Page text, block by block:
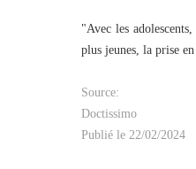
"Avec les
plus jeunes, la prise
Source:
Doctissimo
Publié le 22/02/2024